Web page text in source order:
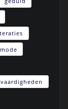
mode